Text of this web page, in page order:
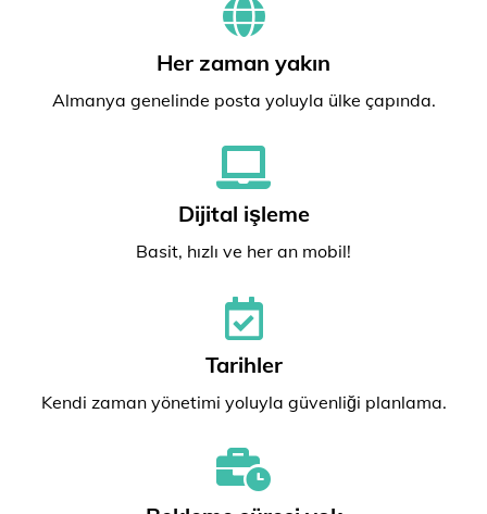
Her zaman yakın
Almanya genelinde posta yoluyla ülke çapında.
Dijital işleme
Basit, hızlı ve her an mobil!
Tarihler
Kendi zaman yönetimi yoluyla güvenliği planlama.